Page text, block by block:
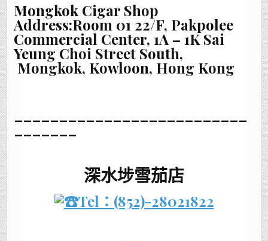
Mongkok Cigar Shop
Address:Room 01 22/F, Pakpolee
Commercial Center, 1A – 1K Sai
Yeung Choi Street South,
Mongkok, Kowloon, Hong Kong
_______
深水埗雪茄店
Tel：(852)-28021822